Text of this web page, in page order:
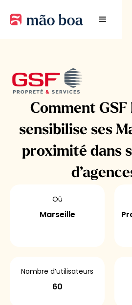
Comment GSF
sensibilise ses
proximité dans
Où
Marseille
Nombre d’utilisateurs
60